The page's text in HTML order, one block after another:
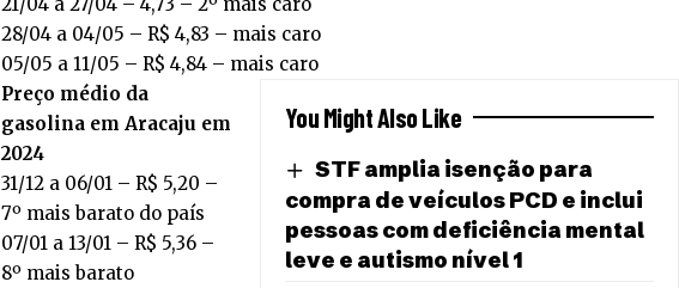
28/04 a 04/05 – R$ 4,83 – mais caro
05/05 a 11/05 – R$ 4,84 – mais caro
You Might Also Like
STF amplia isenção para
compra de veículos PCD e inclui
pessoas com deficiência mental
leve e autismo nível 1
Preço médio da
gasolina em Aracaju em
2024
31/12 a 06/01 – R$ 5,20 –
7º mais barato do país
07/01 a 13/01 – R$ 5,36 –
8º mais barato